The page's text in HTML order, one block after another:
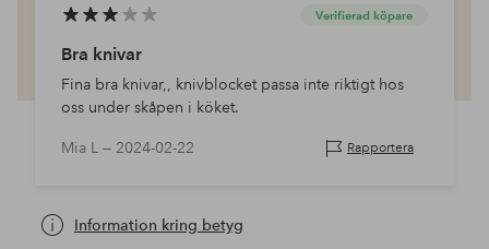
Verifierad köpare
Bra knivar
Fina bra knivar,, knivblocket passa inte riktigt hos
oss under skåpen i köket.
Mia L — 2024-02-22 Rapportera
Information kring betyg